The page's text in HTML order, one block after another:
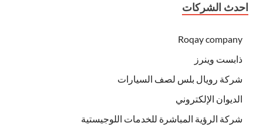
احدث الشركات
Roqay company
ذابست وينرز
شركة رويال بلس لصف السيارات
الديوان الإلكتروني
شركة الرؤية المباشرة للخدمات اللوجيستية